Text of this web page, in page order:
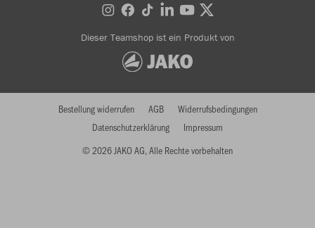
Dieser Teamshop ist ein Produkt von
© 2026 JAKO AG, Alle Rechte vorbehalten
Bestellung widerrufen AGB
Widerrufsbedingungen
Datenschutzerklärung
Impressum